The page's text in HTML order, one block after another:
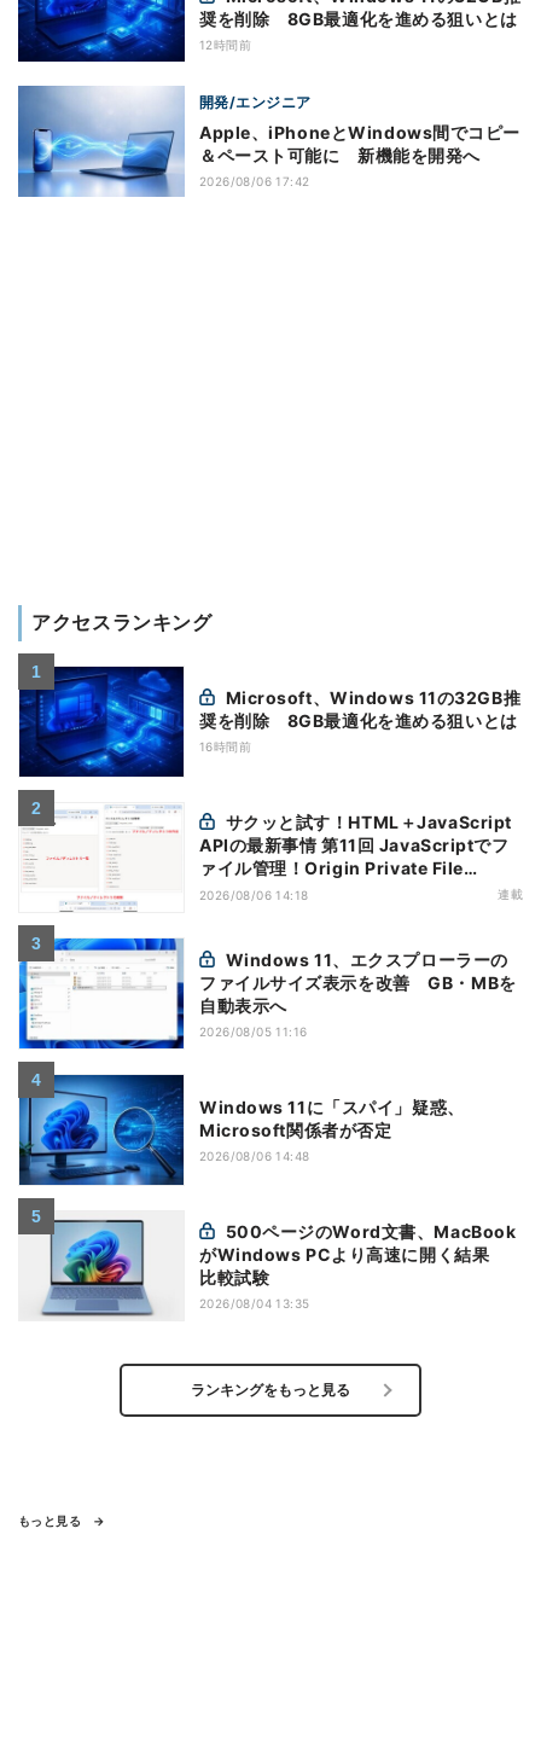
奨を削除 8GB最適化を進める狙いとは
12時間前
開発/エンジニア
Apple、iPhoneとWindows間でコピー
＆ペースト可能に 新機能を開発へ
2026/08/06 17:42
アクセスランキング
奨を削除 8GB最適化を進める狙いとは
16時間前
APIの最新事情 第11回 JavaScriptでフ
ァイル管理！Origin Private File
Systemを活用する
2026/08/06 14:18 連載
ファイルサイズ表示を改善 GB・MBを
自動表示へ
2026/08/05 11:16
Windows 11に「スパイ」疑惑、
Microsoft関係者が否定
2026/08/06 14:48
がWindows PCより高速に開く結果
比較試験
2026/08/04 13:35
ランキングをもっと見る
もっと見る